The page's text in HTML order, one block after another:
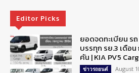
Editor Picks
ยอดจดทะเบียน ร
บรรทุก รย.3 เดือ
คัน | KIA PV5
ข่าวรถยนต์ August